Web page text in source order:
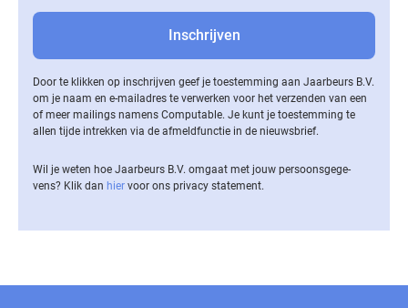
Door te klikken op inschrijven geef je toestemming aan Jaarbeurs B.V.
om je naam en e-mailadres te verwerken voor het verzenden van een
of meer mailings namens Computable. Je kunt je toestemming te
allen tijde intrekken via de af­meld­func­tie in de nieuwsbrief.
Wil je weten hoe Jaarbeurs B.V. omgaat met jouw per­soons­ge­ge­
vens? Klik dan hier voor ons privacy statement.